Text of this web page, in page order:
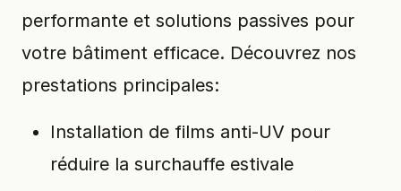
performante et solutions passives pour
votre bâtiment efficace. Découvrez nos
prestations principales:
Installation de films anti-UV pour
réduire la surchauffe estivale